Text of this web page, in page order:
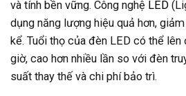
và tính bền vững. Công nghệ LED
dụng năng lượng hiệu quả hơn,
kể. Tuổi thọ của đèn LED có thể lên
giờ, cao hơn nhiều lần so với đèn
suất thay thế và chi phí bảo trì.